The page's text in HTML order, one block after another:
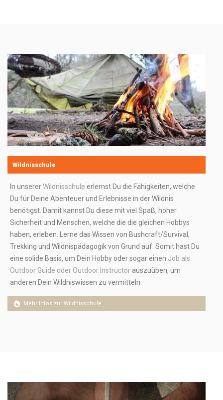
Wildnisschule
In unsererWildnisschule erlernst Du die Fähigkeiten, welche
Du für Deine Abenteuer und Erlebnisse in der Wildnis
benötigst. Damit kannst Du diese mit viel Spaß, hoher
Sicherheit und Menschen, welche die die gleichen Hobbys
haben, erleben. Lerne das Wissen von Bushcraft/Survival,
Trekking und Wildnispädagogik von Grund auf. Somit hast Du
eine solide Basis, um Dein Hobby oder sogar einen Job als
Outdoor Guide oder Outdoor Instructor auszuüben, um
anderen Dein Wildniswissen zu vermitteln.
Mehr Infos zur Wildnisschule